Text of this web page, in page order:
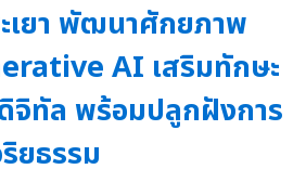
เยา พัฒนาศักยภาพ
AI เสริมทักษะ
จิทัล พร้อมปลูกฝังการ
ยธรรม